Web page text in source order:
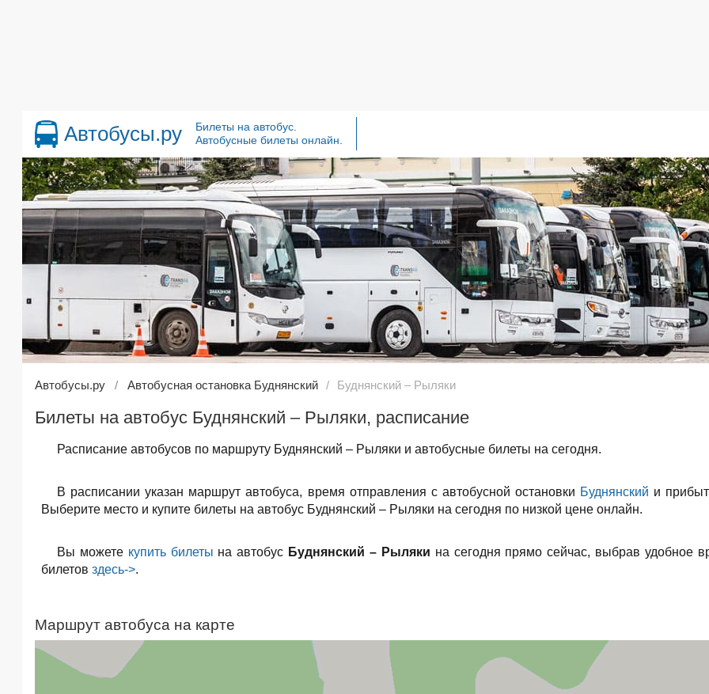
Автобусы.ру
Билеты на автобус.
Автобусные билеты онлайн.
Автобусы.ру Автобусная остановка Буднянский Буднянский – Рыляки
Билеты на автобус Буднянский – Рыляки, расписание
Расписание автобусов по маршруту Буднянский – Рыляки и автобусные билеты на сегодня.
В расписании указан маршрут автобуса, время отправления с автобусной остановки Буднянский и
Выберите место и купите билеты на автобус Буднянский – Рыляки на сегодня по низкой цене онлайн.
Вы можете купить билеты на автобус Буднянский – Рыляки на сегодня прямо сейчас, выбрав удобное
билетов здесь->.
Маршрут автобуса на карте